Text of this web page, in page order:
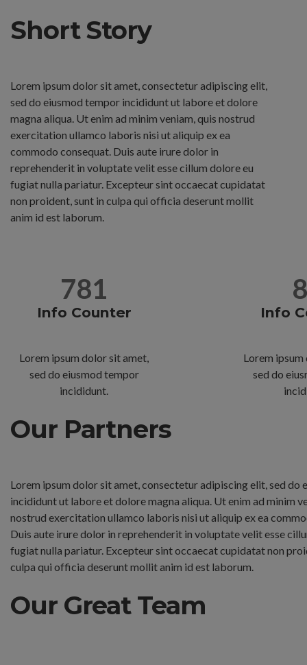
Short Story
Lorem ipsum dolor sit amet, consectetur adipiscing elit,
sed do eiusmod tempor incididunt ut labore et dolore
magna aliqua. Ut enim ad minim veniam, quis nostrud
exercitation ullamco laboris nisi ut aliquip ex ea
commodo consequat. Duis aute irure dolor in
reprehenderit in voluptate velit esse cillum dolore eu
fugiat nulla pariatur. Excepteur sint occaecat cupidatat
non proident, sunt in culpa qui officia deserunt mollit
anim id est laborum.
781
Info Counter
Lorem ipsum dolor sit amet,
sed do eiusmod tempor
incididunt.
Info
Lorem
sed do
Our Partners
Lorem ipsum dolor sit amet, consectetur adipiscing elit, sed do
incididunt ut labore et dolore magna aliqua. Ut enim ad minim
nostrud exercitation ullamco laboris nisi ut aliquip ex ea
Duis aute irure dolor in reprehenderit in voluptate velit esse
fugiat nulla pariatur. Excepteur sint occaecat cupidatat non
culpa qui officia deserunt mollit anim id est laborum.
Our Great Team